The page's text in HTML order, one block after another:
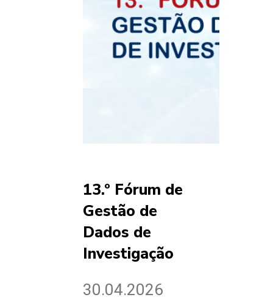
13.º Fórum de
Gestão de
Dados de
Investigação
30.04.2026